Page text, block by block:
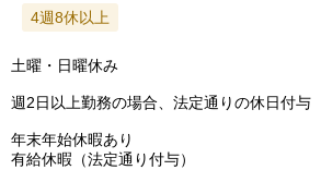
4週8休以上
土曜・日曜休み
週2日以上勤務の場合、法定通りの休日付与
年末年始休暇あり
有給休暇（法定通り付与）